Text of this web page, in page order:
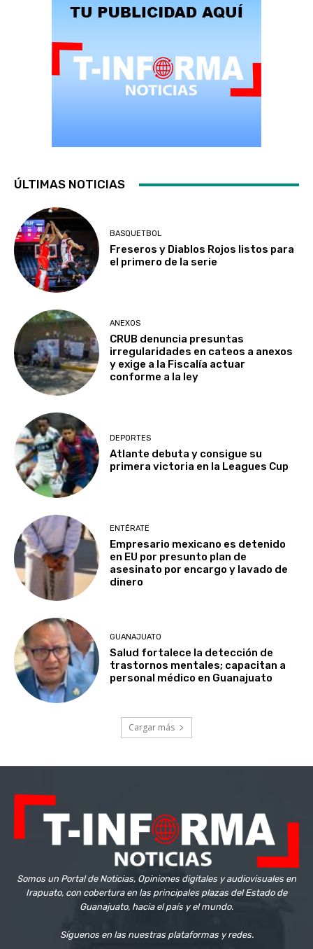
ÚLTIMAS NOTICIAS
BASQUETBOL
Freseros y Diablos Rojos listos para
el primero de la serie
ANEXOS
CRUB denuncia presuntas
irregularidades en cateos a anexos
y exige a la Fiscalía actuar
conforme a la ley
DEPORTES
Atlante debuta y consigue su
primera victoria en la Leagues Cup
ENTÉRATE
Empresario mexicano es detenido
en EU por presunto plan de
asesinato por encargo y lavado de
dinero
GUANAJUATO
Salud fortalece la detección de
trastornos mentales; capacitan a
personal médico en Guanajuato
Cargar más
Somos un Portal de Noticias, Opiniones digitales y audiovisuales en
Irapuato, con cobertura en las principales plazas del Estado de
Guanajuato, hacia el país y el mundo.
Síguenos en las nuestras plataformas y redes.